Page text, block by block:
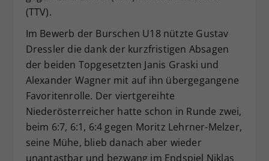
(TTV).
Im Bewerb der Burschen U18 nützte Gustav
Dressler die dank der kurzfristigen Absagen
der beiden Topgesetzten Janis Graski und
Alexander Wagner mit auf ihn übergegangene
Favoritenrolle. Der viertgereihte
Niederösterreicher hatte schon in Runde zwei,
beim 6:7, 6:1, 6:4 gegen Moritz Lehrner-Melzer,
seine Mühe, blieb danach aber wieder
unantastbar und bezwang im Endspiel Niklas